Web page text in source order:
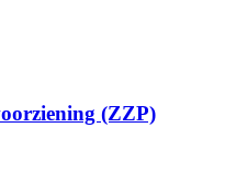
(ZZP)